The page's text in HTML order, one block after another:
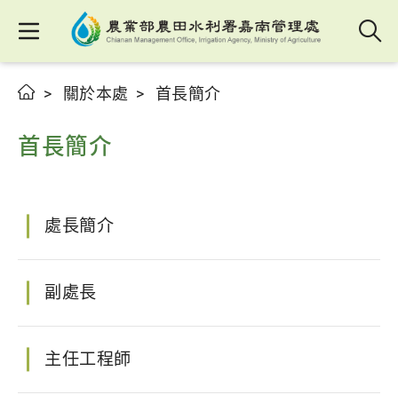
關於本處 首長簡介
首長簡介
處長簡介
副處長
主任工程師